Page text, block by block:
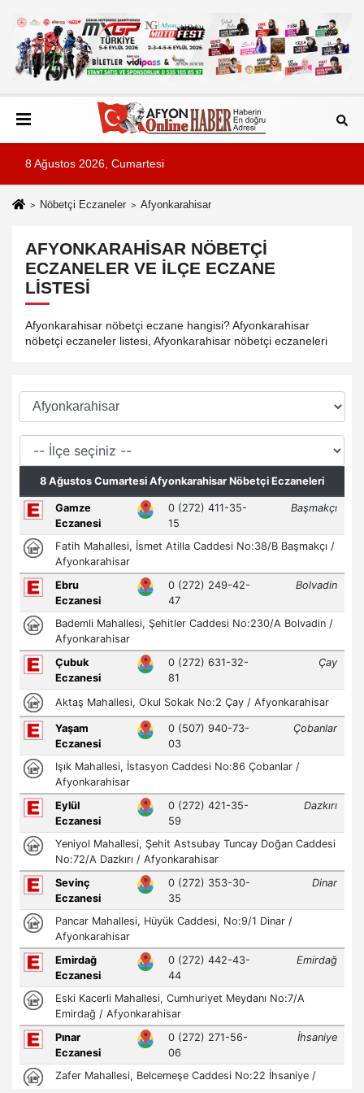
8 Ağustos 2026, Cumartesi
Nöbetçi Eczaneler Afyonkarahisar
AFYONKARAHISAR NÖBETÇI
ECZANELER VE İLÇE ECZANE
LISTESI
Afyonkarahisar nöbetçi eczane hangisi? Afyonkarahisar
nöbetçi eczaneler listesi, Afyonkarahisar nöbetçi eczaneleri